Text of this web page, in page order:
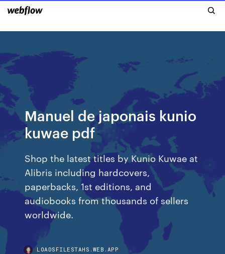
Manuel de japonais kunio
kuwae pdf
Shop the latest titles by Kunio Kuwae at
Alibris including hardcovers,
paperbacks, 1st editions, and
audiobooks from thousands of sellers
worldwide.
LOADSFILESTAHS.WEB.APP